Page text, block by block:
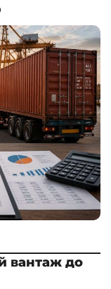
вантаж до